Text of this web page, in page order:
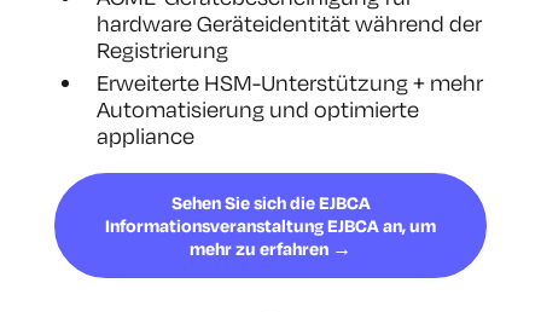
hardware Geräteidentität während der
Registrierung
Erweiterte HSM-Unterstützung + mehr
Automatisierung und optimierte
appliance
Sehen Sie sich die EJBCA
Informationsveranstaltung EJBCA an, um
mehr zu erfahren →